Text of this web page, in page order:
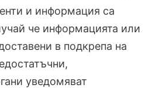
и информация са
че информацията или
в подкрепа на
уведомяват